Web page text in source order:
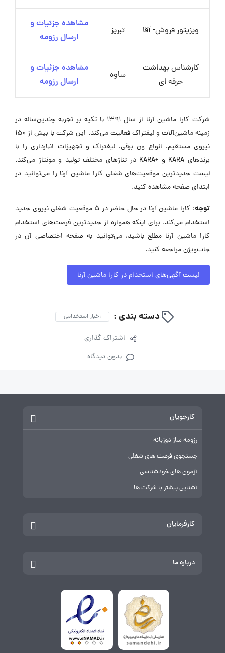
ویزیتور فروش- آقا تبریز
مشاهده جزئیات و
ارسال رزومه
کارشناس بهداشت
حرفه ای
ساوه
مشاهده جزئیات و
ارسال رزومه
شرکت کارا ماشین آرنا از سال 1391 با تکیه بر تجربه چندین‌ساله در
زمینه ماشین‌آلات و لیفتراک فعالیت می‌کند. این شرکت با بیش از 150
نیروی مستقیم، انواع ون برقی، لیفتراک و تجهیزات انبارداری را با
برندهای KARA و +KARA در تناژهای مختلف تولید و مونتاژ می‌کند.
لیست جدیدترین موقعیت‌های شغلی کارا ماشین آرنا را می‌توانید در
ابتدای صفحه مشاهده کنید.
توجه:
کارا ماشین آرنا در حال حاضر در ۵ موقعیت شغلی نیروی جدید
استخدام می‌کند. برای اینکه همواره از جدیدترین فرصت‌های استخدام
کارا ماشین آرنا مطلع باشید، می‌توانید به صفحه اختصاصی آن در
جاب‌ویژن مراجعه کنید.
لیست آگهی‌های استخدام در کارا ماشین آرنا
دسته بندی : اخبار استخدامی
اشتراک گذاری
بدون دیدگاه
کارجویان
رزومه ساز دوزبانه
جستجوی فرصت های شغلی
آزمون های خودشناسی
آشنایی بیشتر با شرکت ها
کارفرمایان
درباره ما